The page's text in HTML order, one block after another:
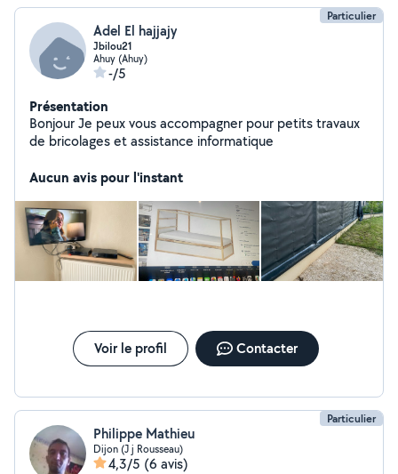
Particulier
Adel El hajjajy
Jbilou21
Ahuy (Ahuy)
-/5
Présentation
Bonjour Je peux vous accompagner pour petits travaux
de bricolages et assistance informatique
Aucun avis pour l'instant
Voir le profil Contacter
Particulier
Philippe Mathieu
Dijon (J j Rousseau)
4,3/5 (6 avis)